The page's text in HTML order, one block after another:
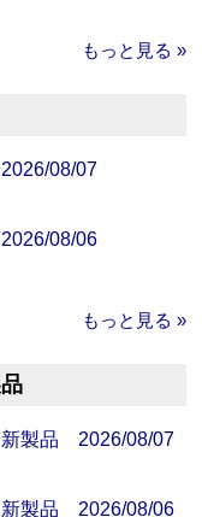
もっと見る »
08/07
08/06
もっと見る »
新製品 2026/08/07
新製品 2026/08/06